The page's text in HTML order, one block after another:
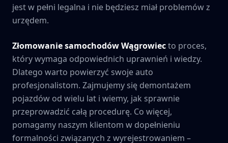
jest w pełni legalna i nie będziesz miał problemów z
urzędem.
Złomowanie samochodówWągrowiecto proces,
który wymaga odpowiednich uprawnień i wiedzy.
Dlatego warto powierzyć swoje auto
profesjonalistom. Zajmujemy się demontażem
pojazdów od wielu lat i wiemy, jak sprawnie
przeprowadzić całą procedurę. Co więcej,
pomagamy naszym klientom w dopełnieniu
formalności związanych z wyrejestrowaniem –